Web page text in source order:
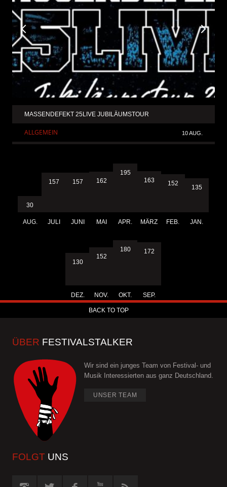
MASSENDEFEKT 25LIVE JUBILÄUMSTOUR
ALLGEMEIN 10 AUG.
30
AUG.
157
JULI
157
JUNI
162
MAI
195
APR.
163
MÄRZ
152
FEB.
135
JAN.
130
DEZ.
152
NOV.
180
OKT.
172
SEP.
BACK TO TOP
ÜBER FESTIVALSTALKER
Wir sind ein junges Team von Festival- und
Musik Interessierten aus ganz Deutschland.
UNSER TEAM
FOLGT UNS